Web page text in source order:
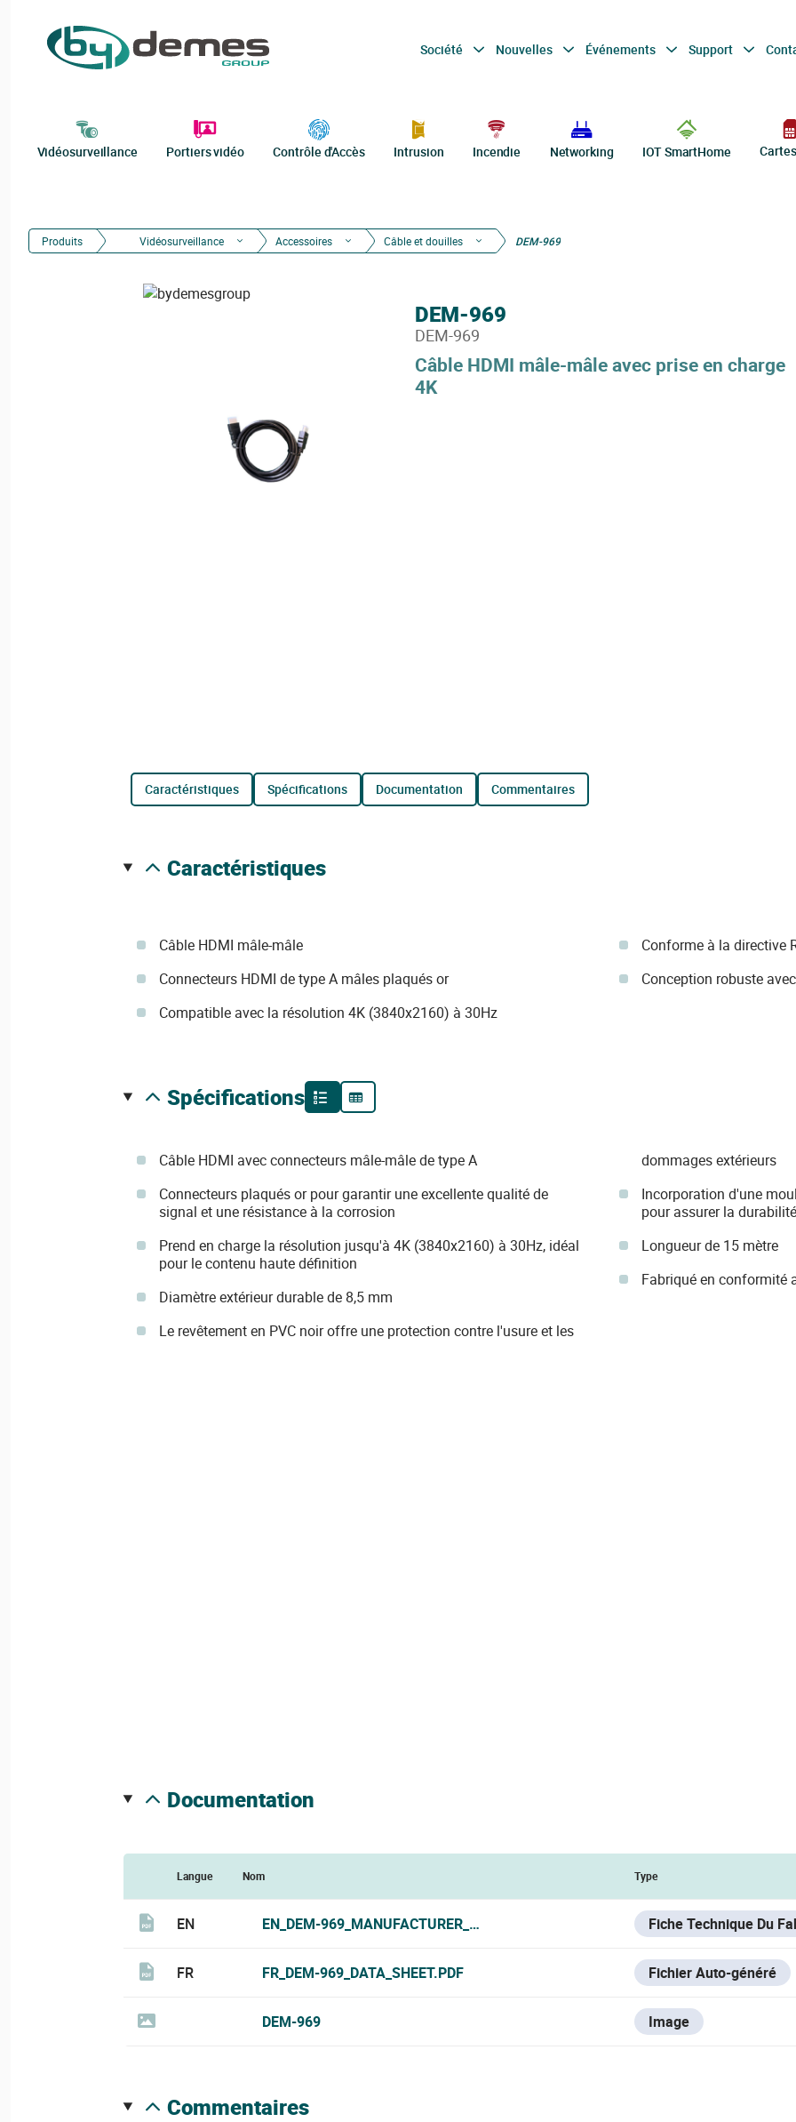
Société Nouvelles Événements Support
Vidéosurveillance Portiers vidéo Contrôle d'Accès Intrusion Incendie Networking IOT SmartHome
Produits Vidéosurveillance Accessoires Câble et douilles DEM-969
Câble HDMI mâle-mâle avec prise en charge
4K
DEM-969
DEM-969
caractéristiques spécifications documentation commentaires
caractéristiques
Câble HDMI mâle-mâle
Connecteurs HDMI de type A mâles plaqués or
Compatible avec la résolution 4K (3840x2160) à 30Hz
Conforme à la directive
Conception robuste
spécifications
Câble HDMI avec connecteurs mâle-mâle de type A
Connecteurs plaqués or pour garantir une excellente qualité de
signal et une résistance à la corrosion
Prend en charge la résolution jusqu'à 4K (3840x2160) à 30Hz, idéal
pour le contenu haute définition
Diamètre extérieur durable de 8,5 mm
Le revêtement en PVC noir offre une protection contre l'usure et les
dommages extérieurs
Incorporation d'une
pour assurer la
Longueur de 15 mètre
Fabriqué en conformité
documentation
Langue Nom Type
EN EN_DEM-969_MANUFACTURER_DATA_SHEET.PDF Fiche Technique Du
FR FR_DEM-969_DATA_SHEET.PDF Fichier Auto-généré
DEM-969 Image
commentaires